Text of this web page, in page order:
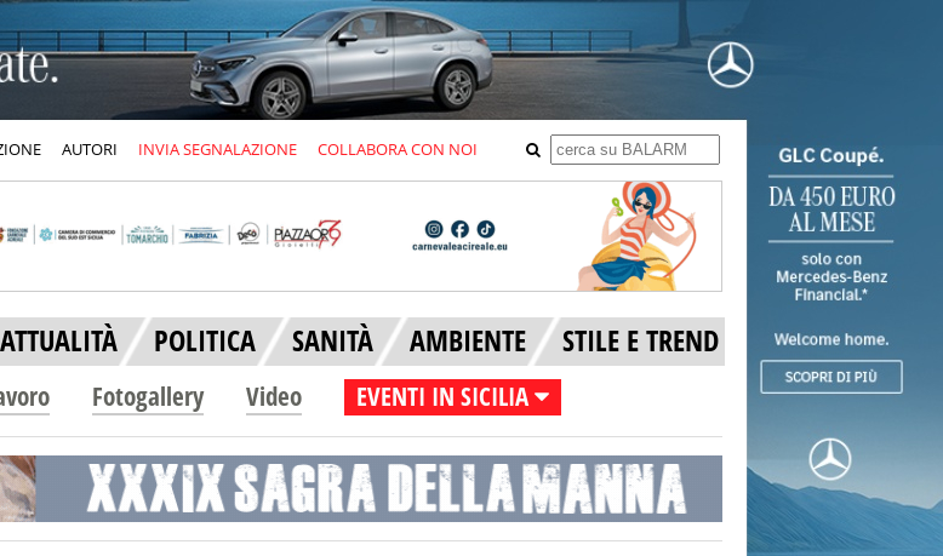
AUTORI INVIA SEGNALAZIONE COLLABORA CON NOI
ATTUALITÀ POLITICA SANITÀ AMBIENTE STILE E TREND
Fotogallery Video EVENTI IN SICILIA